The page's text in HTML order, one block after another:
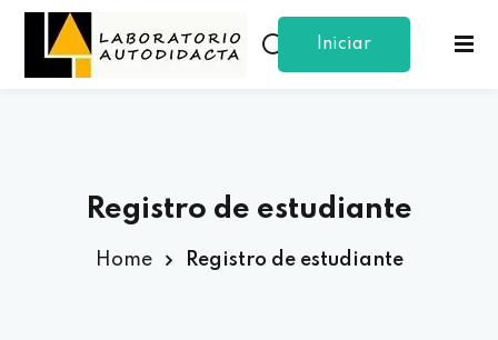
Iniciar
Registro de estudiante
Home Registro de estudiante
Sign in Sign up